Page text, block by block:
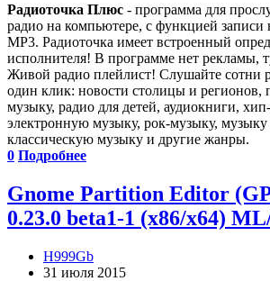
Радиоточка Плюс - программа для
радио на компьютере, с функцией записи
MP3. Радиоточка имеет встроенный
исполнителя! В программе нет рекламы,
Живой радио плейлист! Cлушайте сотни
один клик: новости столицы и регионов,
музыку, радио для детей, аудиокниги,
электронную музыку, рок-музыку, музыку
классическую музыку и другие жанры.
0 Подробнее
Gnome Partition Editor
0.23.0 beta1-1 (x86/x64)
H999Gb
31 июля 2015